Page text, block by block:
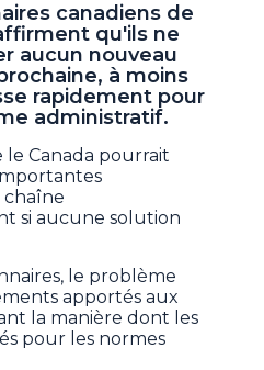
canadiens de
qu'ils ne
aucun nouveau
à moins
rapidement pour
administratif.
Canada pourrait
si aucune solution
le problème
apportés aux
la manière dont les
pour les normes